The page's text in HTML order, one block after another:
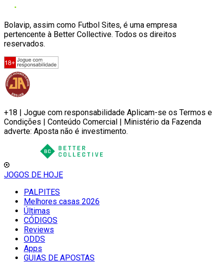
Bolavip, assim como Futbol Sites, é uma empresa
pertencente à Better Collective. Todos os direitos
reservados.
+18 | Jogue com responsabilidade Aplicam-se os Termos e
Condições | Conteúdo Comercial | Ministério da Fazenda
adverte: Aposta não é investimento.
JOGOS DE HOJE
PALPITES
Melhores casas 2026
Últimas
CÓDIGOS
Reviews
ODDS
Apps
GUIAS DE APOSTAS